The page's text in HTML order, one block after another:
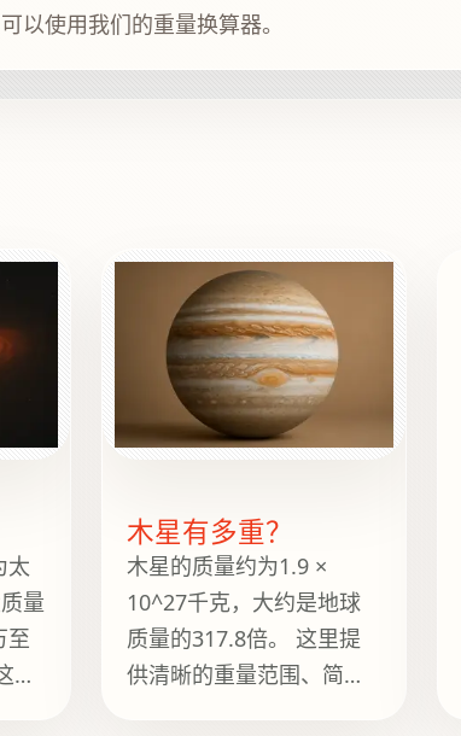
以使用我们的重量换算器。
太
量
至
里
木星有多重？
木星的质量约为1.9 ×
10^27千克，大约是地球
质量的317.8倍。 这里提
供清晰的重量范围、简短